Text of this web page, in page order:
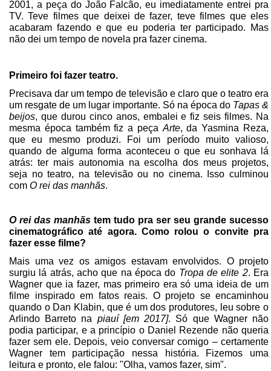
2001, a peça do João Falcão, eu imediatamente entrei pra
TV. Teve filmes que deixei de fazer, teve filmes que eles
acabaram fazendo e que eu poderia ter participado. Mas
não dei um tempo de novela pra fazer cinema.
Primeiro foi fazer teatro.
Precisava dar um tempo de televisão e claro que o teatro era
um resgate de um lugar importante. Só na época do Tapas &
beijos, que durou cinco anos, embalei e fiz seis filmes. Na
mesma época também fiz a peça Arte, da Yasmina Reza,
que eu mesmo produzi. Foi um período muito valioso,
quando de alguma forma aconteceu o que eu sonhava lá
atrás: ter mais autonomia na escolha dos meus projetos,
seja no teatro, na televisão ou no cinema. Isso culminou
com O rei das manhãs.
O rei das manhãs tem tudo pra ser seu grande sucesso
cinematográfico até agora. Como rolou o convite pra
fazer esse filme?
Mais uma vez os amigos estavam envolvidos. O projeto
surgiu lá atrás, acho que na época do Tropa de elite 2. Era
Wagner que ia fazer, mas primeiro era só uma ideia de um
filme inspirado em fatos reais. O projeto se encaminhou
quando o Dan Klabin, que é um dos produtores, leu sobre o
Arlindo Barreto na piauí [em 2017]. Só que Wagner não
podia participar, e a princípio o Daniel Rezende não queria
fazer sem ele. Depois, veio conversar comigo – certamente
Wagner tem participação nessa história. Fizemos uma
leitura e pronto, ele falou: "Olha, vamos fazer, sim".